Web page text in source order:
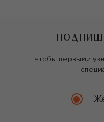
Чтобы первыми